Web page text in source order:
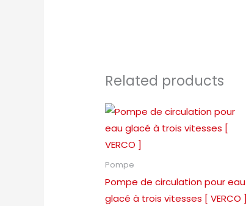
Related products
Pompe
Pompe de circulation pour eau
glacé à trois vitesses [ VERCO ]